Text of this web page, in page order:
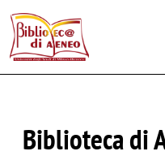
Biblioteca di